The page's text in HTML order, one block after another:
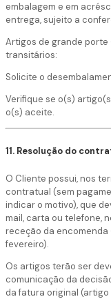
embalagem e em
entrega, sujeito a
Artigos de grande porte
transitários:
Solicite o
Verifique se o(s)
o(s) aceite.
11. Resolução do
O Cliente possui, nos
contratual (sem
indicar o motivo), que
mail, carta ou telefone,
receção da encomenda
fevereiro).
Os artigos terão ser
comunicação da
da fatura original (artigo